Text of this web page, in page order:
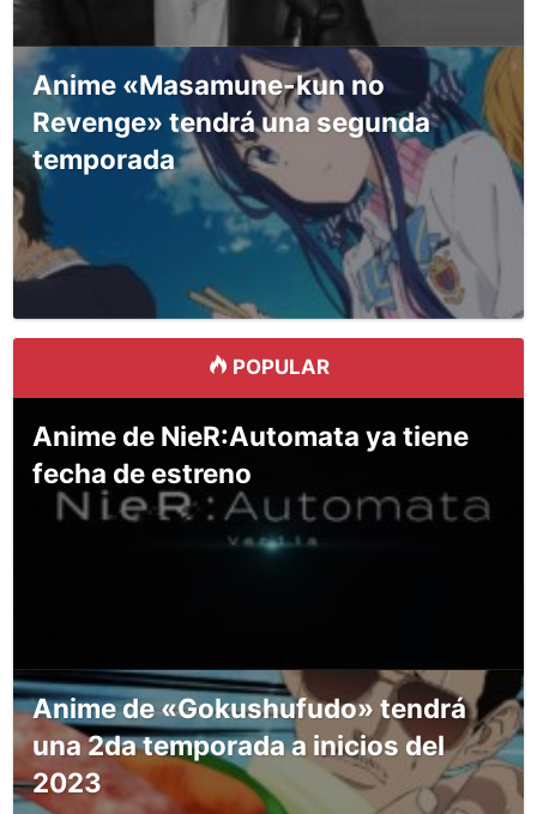
Anime «Masamune-kun no
Revenge» tendrá una segunda
temporada
POPULAR
Anime de NieR:Automata ya tiene
fecha de estreno
Anime de «Gokushufudo» tendrá
una 2da temporada a inicios del
2023